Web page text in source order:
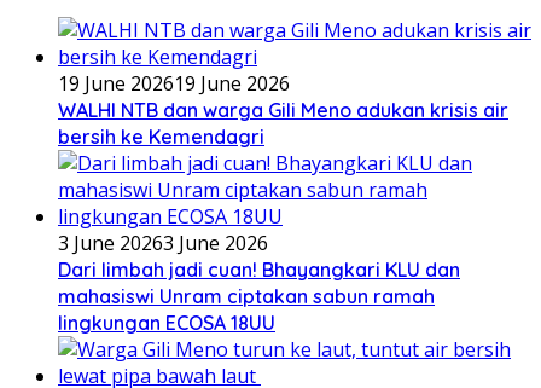
19 June 202619 June 2026
WALHI NTB dan warga Gili Meno adukan krisis air
bersih ke Kemendagri
3 June 20263 June 2026
Dari limbah jadi cuan! Bhayangkari KLU dan
mahasiswi Unram ciptakan sabun ramah
lingkungan ECOSA 18UU